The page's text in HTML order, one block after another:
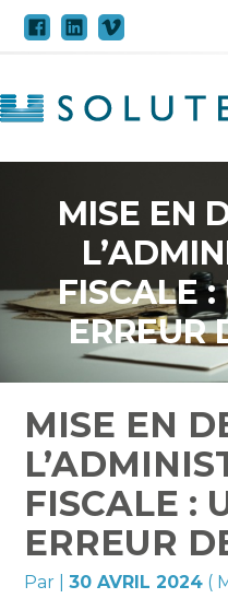
Aller
MISE EN
FISCALE :
ERREUR
MISE EN
FISCALE :
ERREUR
Par |30 AVRIL 2024 (